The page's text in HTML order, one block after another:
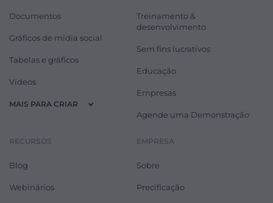
Documentos
Gráficos de mídia social
Tabelas e gráficos
Vídeos
MAIS PARA CRIAR
Treinamento &
desenvolvimento
Sem fins lucrativos
Educação
Empresas
Agende uma Demonstração
RECURSOS
Blog
Webinários
EMPRESA
Sobre
Precificação